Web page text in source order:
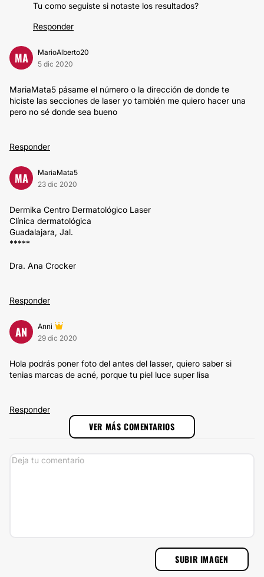
Tu como seguiste si notaste los resultados?
Responder
MA
MarioAlberto20
5 dic 2020
MariaMata5 pásame el número o la dirección de donde te
hiciste las secciones de laser yo también me quiero hacer una
pero no sé donde sea bueno
Responder
MA
MariaMata5
23 dic 2020
Dermika Centro Dermatológico Laser
Clínica dermatológica
Guadalajara, Jal.
*****
Dra. Ana Crocker
Responder
AN
Anni
29 dic 2020
Hola podrás poner foto del antes del lasser, quiero saber si
tenias marcas de acné, porque tu piel luce super lisa
Responder
VER MÁS COMENTARIOS
SUBIR IMAGEN